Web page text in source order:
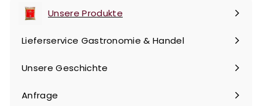
Unsere Produkte
Menü
maximieren
Lieferservice Gastronomie & Handel
Unsere Geschichte
Anfrage